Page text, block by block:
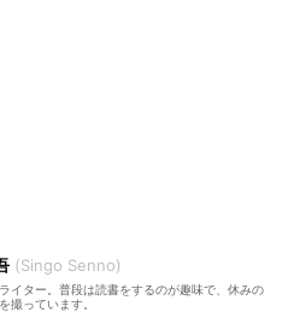
Singo Senno
イター。普段は読書をするのが趣味で、休みの
撮っています。